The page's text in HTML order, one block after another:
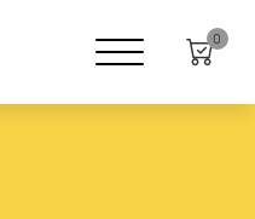
0